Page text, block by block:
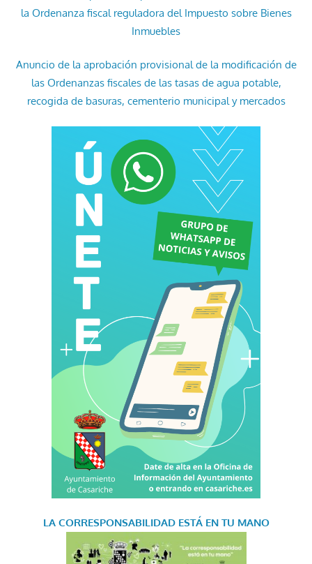
la Ordenanza fiscal reguladora del Impuesto sobre Bienes
Inmuebles
Anuncio de la aprobación provisional de la modificación de
las Ordenanzas fiscales de las tasas de agua potable,
recogida de basuras, cementerio municipal y mercados
LA CORRESPONSABILIDAD ESTÁ EN TU MANO